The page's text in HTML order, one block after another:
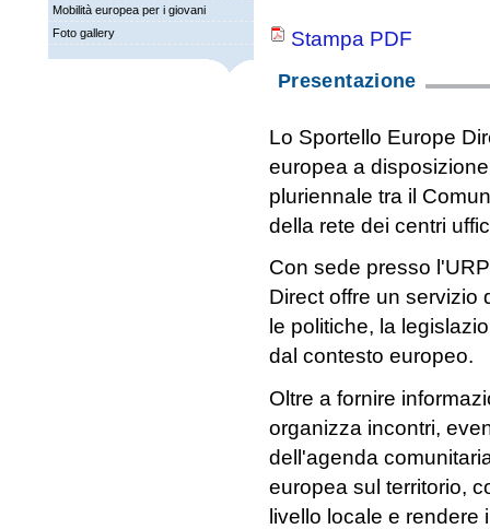
Mobilità europea per i giovani
Foto gallery
Stampa PDF
Presentazione
Lo Sportello Europe
europea a
pluriennale tra il
della rete dei centri
Con sede presso
Direct offre un servizio
le politiche, la
dal contesto europeo.
Oltre a fornire
organizza incontri,
dell'agenda
europea sul territorio,
livello locale e rendere